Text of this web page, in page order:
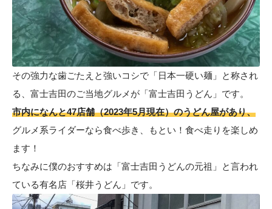
その強力な歯ごたえと強いコシで「日本一硬い麺」と称され
る、富士吉田のご当地グルメが 「富士吉田うどん」 です。
市内になんと47店舗（2023年5月現在）のうどん屋があり、
グルメ系ライダーなら食べ歩き、もとい！食べ走りを楽しめ
ます！
ちなみに僕のおすすめは「富士吉田うどんの元祖」と言われ
ている有名店 「桜井うどん」 です。